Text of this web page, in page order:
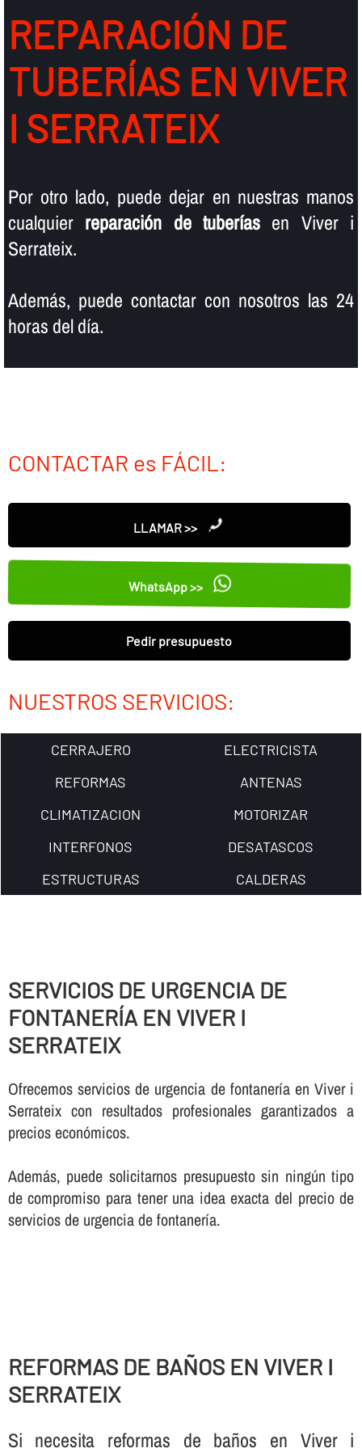
REPARACIÓN DE
TUBERÍ­AS EN VIVER
I SERRATEIX
Por otro lado, puede dejar en nuestras manos
cualquier reparación de tuberí­as en Viver i
Serrateix.
Además, puede contactar con nosotros las 24
horas del dí­a.
CONTACTAR es FÁCIL:
LLAMAR >>
WhatsApp >>
Pedir presupuesto
NUESTROS SERVICIOS:
CERRAJERO
ELECTRICISTA
REFORMAS
ANTENAS
CLIMATIZACION
MOTORIZAR
INTERFONOS
DESATASCOS
ESTRUCTURAS
CALDERAS
SERVICIOS DE URGENCIA DE
FONTANERÍ­A EN VIVER I
SERRATEIX
Ofrecemos servicios de urgencia de fontanerí­a en Viver i
Serrateix con resultados profesionales garantizados a
precios económicos.
Además, puede solicitarnos presupuesto sin ningún tipo
de compromiso para tener una idea exacta del precio de
servicios de urgencia de fontanerí­a.
REFORMAS DE BAÑOS EN VIVER I
SERRATEIX
Si necesita reformas de baños en Viver i